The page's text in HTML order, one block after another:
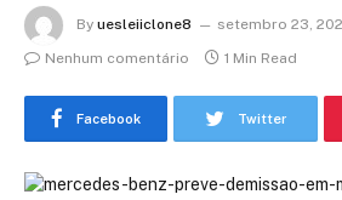
By uesleiiclone8
setembro 23,
Nenhum comentário
1 Min Read
Facebook Twitter